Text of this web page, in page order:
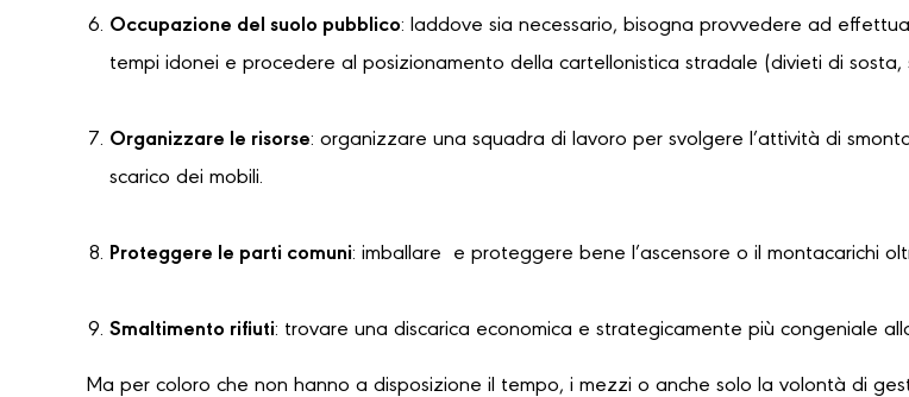
Occupazione del suolo pubblico: laddove sia necessario, bisogna provvedere ad
tempi idonei e procedere al posizionamento della cartellonistica stradale (divieti di
Organizzare le risorse: organizzare una squadra di lavoro per svolgere l’attività di
scarico dei mobili.
Proteggere le parti comuni: imballare e proteggere bene l’ascensore o il montacarichi
Smaltimento rifiuti: trovare una discarica economica e strategicamente più congeniale
Ma per coloro che non hanno a disposizione il tempo, i mezzi o anche solo la volontà di